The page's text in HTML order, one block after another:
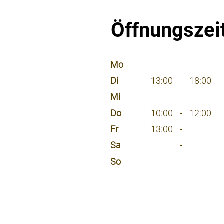
Mo
-
Di
13:00 - 18:00
Mi
-
Do
10:00 - 12:00
Fr
13:00 -
Sa
-
So
-